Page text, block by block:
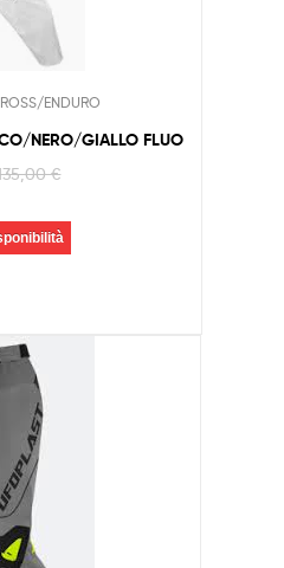
ENDURO
NERO/GIALLO FLUO
€